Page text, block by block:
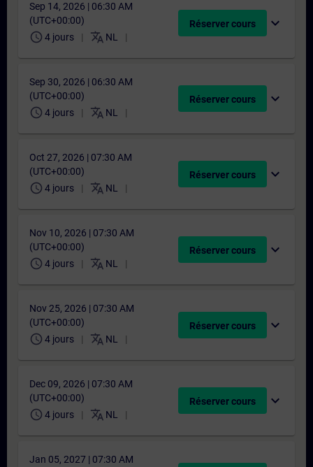
Sep 14, 2026 | 06:30 AM
(UTC+00:00)
schedule 4 jours translate NL
Réserver cours expand_more
Sep 30, 2026 | 06:30 AM
(UTC+00:00)
schedule 4 jours translate NL
Réserver cours expand_more
Oct 27, 2026 | 07:30 AM
(UTC+00:00)
schedule 4 jours translate NL
Réserver cours expand_more
Nov 10, 2026 | 07:30 AM
(UTC+00:00)
schedule 4 jours translate NL
Réserver cours expand_more
Nov 25, 2026 | 07:30 AM
(UTC+00:00)
schedule 4 jours translate NL
Réserver cours expand_more
Dec 09, 2026 | 07:30 AM
(UTC+00:00)
schedule 4 jours translate NL
Réserver cours expand_more
Jan 05, 2027 | 07:30 AM